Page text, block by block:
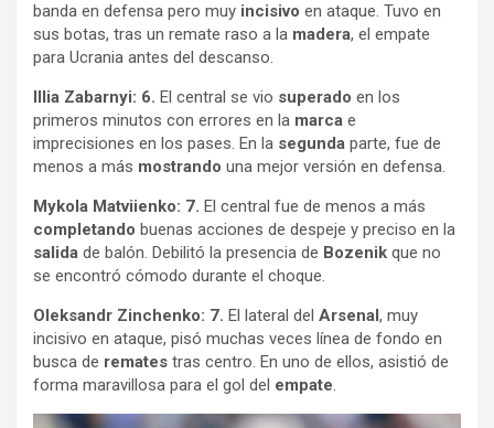
banda en defensa pero muy incisivo en ataque. Tuvo en
sus botas, tras un remate raso a la madera, el empate
para Ucrania antes del descanso.
Illia Zabarnyi: 6. El central se vio superado en los
primeros minutos con errores en la marca e
imprecisiones en los pases. En la segunda parte, fue de
menos a más mostrando una mejor versión en defensa.
Mykola Matviienko: 7. El central fue de menos a más
completando buenas acciones de despeje y preciso en la
salida de balón. Debilitó la presencia de Bozenik que no
se encontró cómodo durante el choque.
Oleksandr Zinchenko: 7. El lateral del Arsenal , muy
incisivo en ataque, pisó muchas veces línea de fondo en
busca de remates tras centro. En uno de ellos, asistió de
forma maravillosa para el gol del empate.